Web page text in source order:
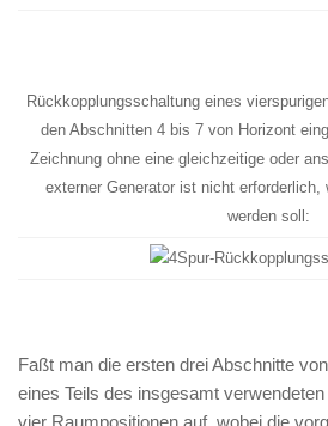
Rückkopplungsschaltung eines
den Abschnitten 4 bis 7 von Horizont
Zeichnung ohne eine gleichzeitige oder
externer Generator ist nicht erforderlich,
werden soll:
Faßt man die ersten drei Abschnitte von
eines Teils des insgesamt
vier Raumpositionen auf, wobei die